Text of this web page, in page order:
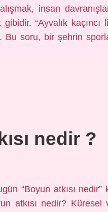
insan
“Ayvalık kaçıncı
Bu soru, bir şehrin
nedir ?
“Boyun atkısı nedir”
atkısı nedir?